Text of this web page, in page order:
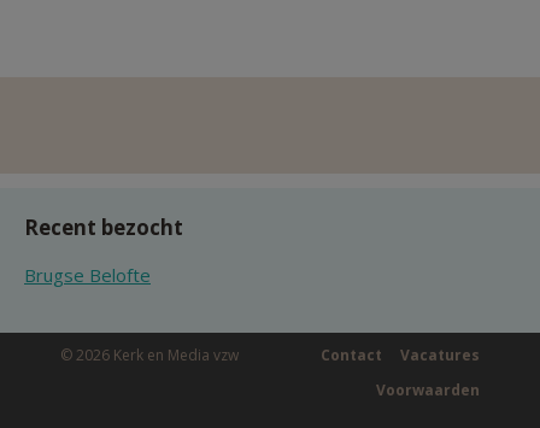
Recent bezocht
Brugse Belofte
© 2026 Kerk en Media vzw Vacatures
Contact
Voorwaarden